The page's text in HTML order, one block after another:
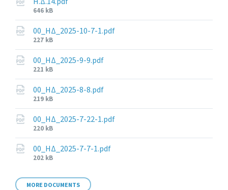
File
size:
646 kB
00_ΗΔ_2025-10-7-1.pdf
File
size:
227 kB
00_ΗΔ_2025-9-9.pdf
File
size:
221 kB
00_ΗΔ_2025-8-8.pdf
File
size:
219 kB
00_ΗΔ_2025-7-22-1.pdf
File
size:
220 kB
00_ΗΔ_2025-7-7-1.pdf
File
202 kB
MORE DOCUMENTS